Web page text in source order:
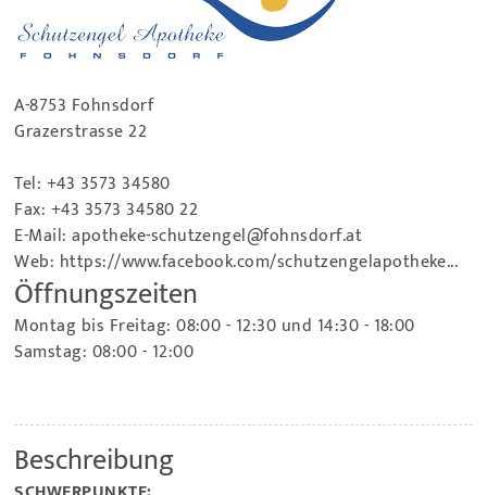
A-8753 Fohnsdorf
Grazerstrasse 22
Tel: +43 3573 34580
Fax: +43 3573 34580 22
E-Mail:apotheke-schutzengel@fohnsdorf.at
Web: https://www.facebook.com/schutzengelapotheke...
Öffnungszeiten
Montag bis Freitag: 08:00 - 12:30 und 14:30 - 18:00
Samstag: 08:00 - 12:00
Beschreibung